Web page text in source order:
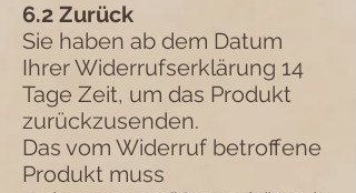
6.2 Zurück
Sie haben ab dem Datum
Ihrer Widerrufserklärung 14
Tage Zeit, um das Produkt
zurückzusenden.
Das vom Widerruf betroffene
Produkt muss